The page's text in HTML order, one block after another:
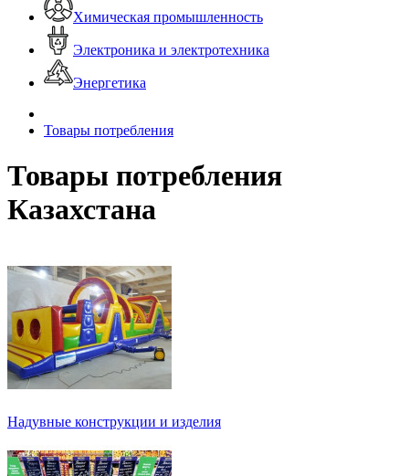
Химическая промышленность
Электроника и электротехника
Энергетика
Товары потребления
Товары потребления
Казахстана
Надувные конструкции и изделия